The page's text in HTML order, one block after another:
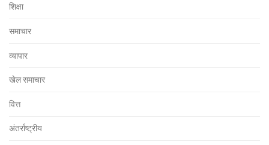
शिक्षा
समाचार
व्यापार
खेल समाचार
वित्त
अंतर्राष्ट्रीय